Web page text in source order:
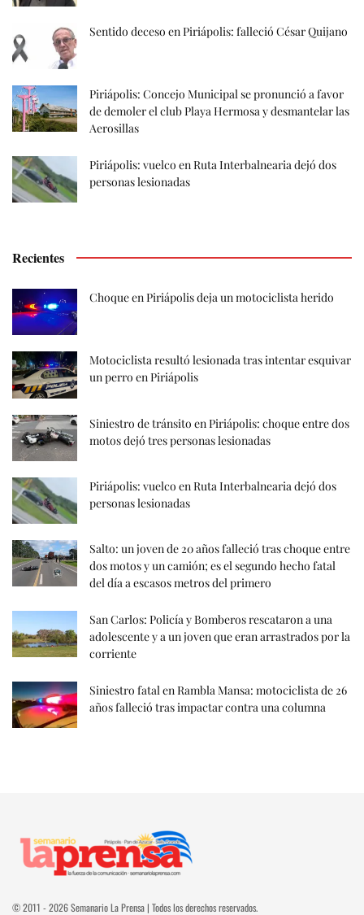
Sentido deceso en Piriápolis: falleció César Quijano
Piriápolis: Concejo Municipal se pronunció a favor
de demoler el club Playa Hermosa y desmantelar las
Aerosillas
Piriápolis: vuelco en Ruta Interbalnearia dejó dos
personas lesionadas
Recientes
Choque en Piriápolis deja un motociclista herido
Motociclista resultó lesionada tras intentar esquivar
un perro en Piriápolis
Siniestro de tránsito en Piriápolis: choque entre dos
motos dejó tres personas lesionadas
Piriápolis: vuelco en Ruta Interbalnearia dejó dos
personas lesionadas
Salto: un joven de 20 años falleció tras choque entre
dos motos y un camión; es el segundo hecho fatal
del día a escasos metros del primero
San Carlos: Policía y Bomberos rescataron a una
adolescente y a un joven que eran arrastrados por la
corriente
Siniestro fatal en Rambla Mansa: motociclista de 26
años falleció tras impactar contra una columna
© 2011 - 2026 Semanario La Prensa | Todos los derechos reservados.